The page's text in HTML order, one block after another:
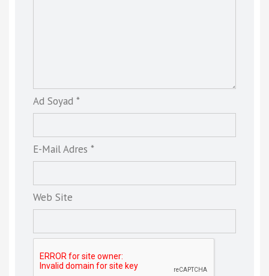
Ad Soyad *
E-Mail Adres *
Web Site